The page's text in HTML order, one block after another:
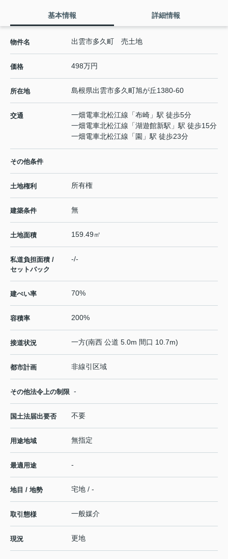
基本情報 詳細情報
物件名 出雲市多久町 売土地
価格 498万円
所在地 島根県出雲市多久町旭が丘1380‐60
交通 一畑電車北松江線 「布崎 」駅 徒歩5分
一畑電車北松江線 「湖遊館新駅 」駅 徒歩15分
一畑電車北松江線 「 園 」駅 徒歩23分
その他条件
土地権利 所有権
建築条件 無
土地面積 159.49㎡
私道負担面積 /
セットバック
-/-
建ぺい率 70%
容積率 200%
接道状況 一方(南西 公道 5.0m 間口 10.7m)
都市計画 非線引区域
その他法令上の制限 -
国土法届出要否 不要
用途地域 無指定
最適用途 -
地目 / 地勢 宅地 / -
取引態様 一般媒介
現況 更地